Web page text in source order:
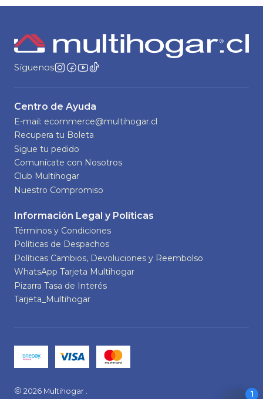
Síguenos
Centro de Ayuda
E-mail: ecommerce@multihogar.cl
Recupera tu Boleta
Sigue tu pedido
Comunícate con Nosotros
Club Multihogar
Nuestro Compromiso
Información Legal y Políticas
Términos y Condiciones
Políticas de Despachos
Políticas Cambios, Devoluciones y Reembolso
WhatsApp Tarjeta Multihogar
Pizarra Tasa de Interés
Tarjeta_Multihogar
2026 Multihogar .